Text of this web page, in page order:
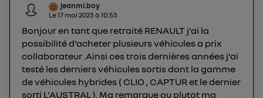
jeanmi.boy
Le17 mai 2023 à 10:53
Bonjour en tant que retraité RENAULT j'ai la
possibilité d'acheter plusieurs véhicules a prix
collaborateur .Ainsi ces trois dernières années j'ai
testé les derniers véhicules sortis dont la gamme
de véhicules hybrides ( CLIO , CAPTUR et le dernier
sorti L'AUSTRAL ). Ma remarque ou plutot ma
Elle utilise un identifiant créé par votre opérateur
télécom basé sur votre adresse IP et une référence
de votre contrat internet (ex : votre numéro de
téléphone).
L'identifiant est associé à votre connexion
internet. Ainsi, toutes les personnes utilisant la
même connexion et ayant consenties se verront